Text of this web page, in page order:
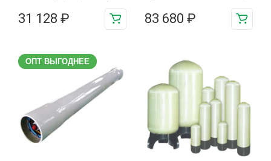
31 128 ₽ 83 680 ₽
ОПТ ВЫГОДНЕЕ